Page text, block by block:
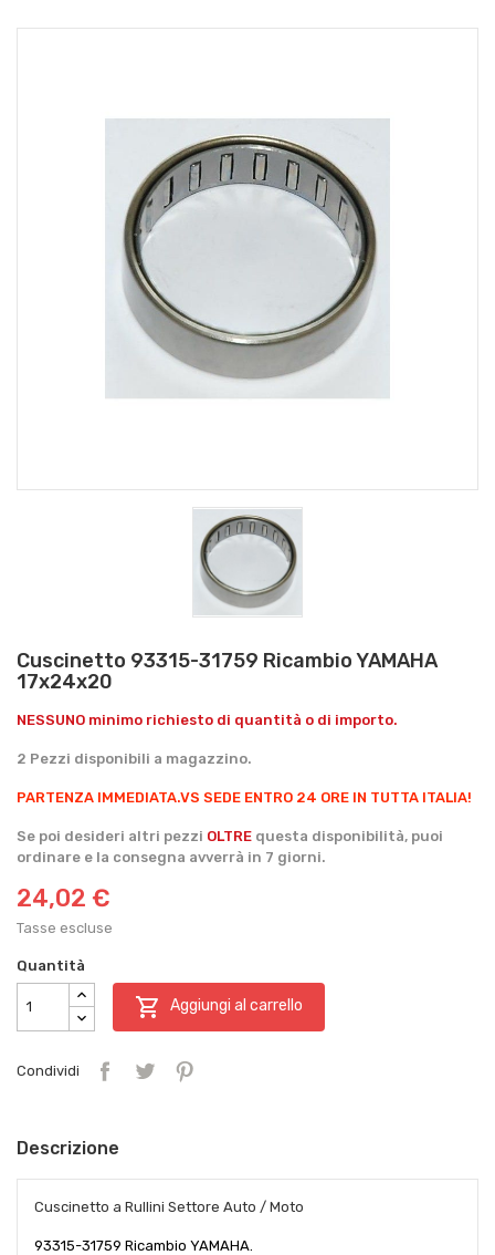
Cuscinetto 93315-31759 Ricambio YAMAHA
17x24x20
NESSUNO minimo richiesto di quantità o di importo.
2 Pezzi disponibili a magazzino.
PARTENZA IMMEDIATA.VS SEDE ENTRO 24 ORE IN TUTTA ITALIA!
Se poi desideri altri pezzi OLTRE questa disponibilità, puoi
ordinare e la consegna avverrà in 7 giorni.
24,02 €
Tasse escluse
Quantità
 Aggiungi al carrello
Condividi
Descrizione
Cuscinetto a Rullini Settore Auto / Moto
93315-31759 Ricambio YAMAHA.